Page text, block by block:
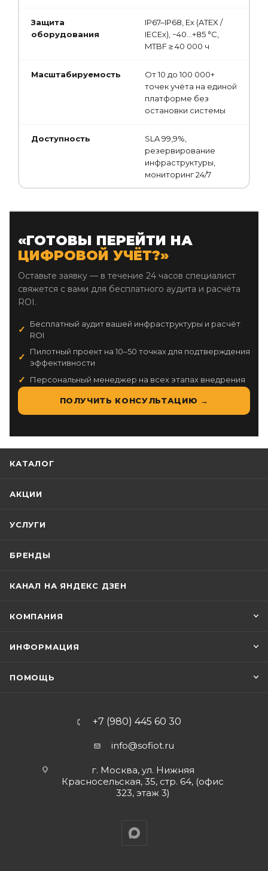
Защита
оборудования
IP67–IP68, Ex (ATEX /
IECEx), −40…+85 °C,
MTBF ≥ 40 000 ч
Масштабируемость
От 10 до 100 000+
точек учёта на единой
платформе без
остановки системы
Доступность
SLA 99,9%,
резервирование
инфраструктуры,
мониторинг 24/7
«ГОТОВЫ ПЕРЕЙТИ НА
ЦИФРОВОЙ УЧЁТ?»
Оставьте заявку — в течение 24 часов специалист
свяжется с вами для бесплатного аудита и расчёта
ROI.
Бесплатный аудит вашей инфраструктуры и расчёт
ROI
Пилотный проект на 10–50 точках для подтверждения
эффективности
Персональный менеджер на всех этапах внедрения
ПОЛУЧИТЬ КОНСУЛЬТАЦИЮ →
КАТАЛОГ
АКЦИИ
УСЛУГИ
БРЕНДЫ
КАНАЛ НА ЯНДЕКС ДЗЕН
КОМПАНИЯ
ИНФОРМАЦИЯ
ПОМОЩЬ
+7 (980) 445 60 30
info@sofiot.ru
г. Москва, ул. Нижняя
Красносельская, 35, стр. 64, (офис
323, этаж 3)